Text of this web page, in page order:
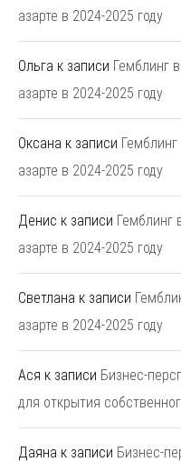
азарте в 2024-2025 году
Ольга к записи Гемблинг
азарте в 2024-2025 году
Оксана к записи
азарте в 2024-2025 году
Денис к записи Гемблинг
азарте в 2024-2025 году
Светлана к записи
азарте в 2024-2025 году
Ася к записи Бизнес-
для открытия
Даяна к записи Бизнес-